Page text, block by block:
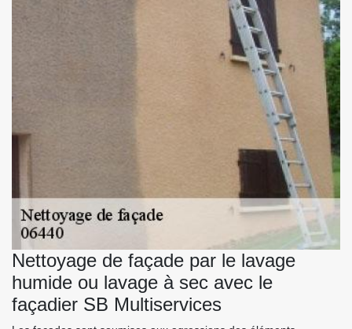
Nettoyage de façade par le lavage
humide ou lavage à sec avec le
façadier SB Multiservices